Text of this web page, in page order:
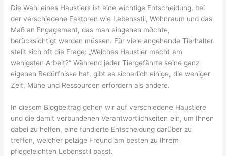
Die Wahl eines Haustiers ist eine wichtige Entscheidung, bei
der verschiedene Faktoren wie Lebensstil, Wohnraum und das
Maß an Engagement, das man eingehen möchte,
berücksichtigt werden müssen. Für viele angehende Tierhalter
stellt sich oft die Frage: „Welches Haustier macht am
wenigsten Arbeit?“ Während jeder Tiergefährte seine ganz
eigenen Bedürfnisse hat, gibt es sicherlich einige, die weniger
Zeit, Mühe und Ressourcen erfordern als andere.
In diesem Blogbeitrag gehen wir auf verschiedene Haustiere
und die damit verbundenen Verantwortlichkeiten ein, um Ihnen
dabei zu helfen, eine fundierte Entscheidung darüber zu
treffen, welcher pelzige Freund am besten zu Ihrem
pflegeleichten Lebensstil passt.